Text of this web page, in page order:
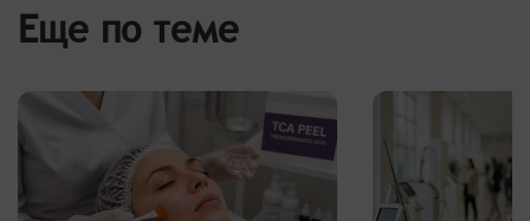
Еще по теме